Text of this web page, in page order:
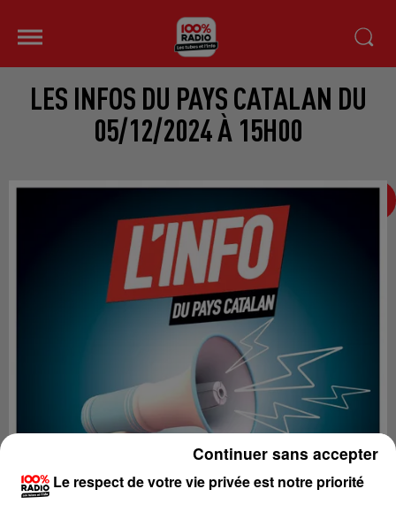
LES INFOS DU PAYS CATALAN DU
05/12/2024 À 15H00
Le respect de votre vie privée est notre priorité
Continuer sans accepter